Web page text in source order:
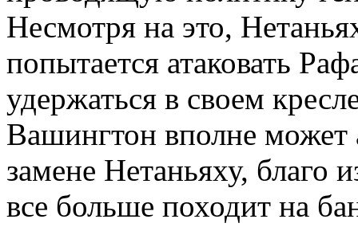
Несмотря на это,
попытается атаковать
удержаться в своем
Вашингтон вполне может
замене Нетаньяху, благо
все больше походит на